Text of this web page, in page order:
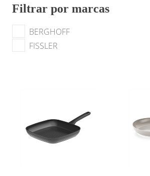
Filtrar por marcas
BERGHOFF
FISSLER